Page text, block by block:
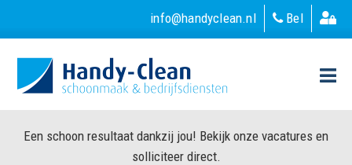
Bel
info@handyclean.nl
Een schoon resultaat dankzij jou! Bekijk onze vacatures en
solliciteer direct.